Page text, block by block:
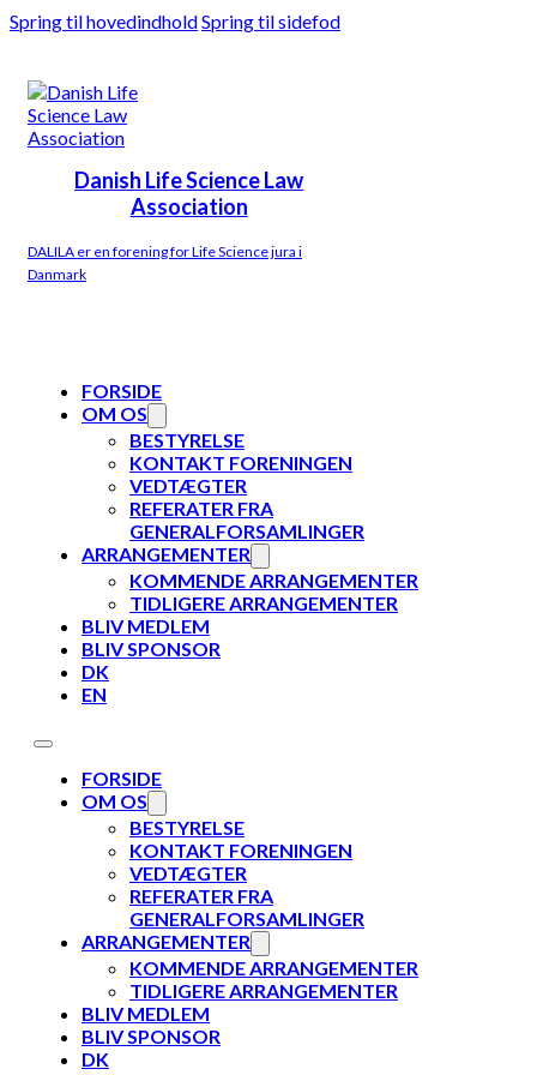
Spring til hovedindholdSpring til sidefod
Danish Life Science Law
Association
DALILA er en forening for Life Science jura i
Danmark
FORSIDE
OM OS
BESTYRELSE
KONTAKT FORENINGEN
VEDTÆGTER
REFERATER FRA
GENERALFORSAMLINGER
ARRANGEMENTER
KOMMENDE ARRANGEMENTER
TIDLIGERE ARRANGEMENTER
BLIV MEDLEM
BLIV SPONSOR
DK
EN
FORSIDE
OM OS
BESTYRELSE
KONTAKT FORENINGEN
VEDTÆGTER
REFERATER FRA
GENERALFORSAMLINGER
ARRANGEMENTER
KOMMENDE ARRANGEMENTER
TIDLIGERE ARRANGEMENTER
BLIV MEDLEM
BLIV SPONSOR
DK